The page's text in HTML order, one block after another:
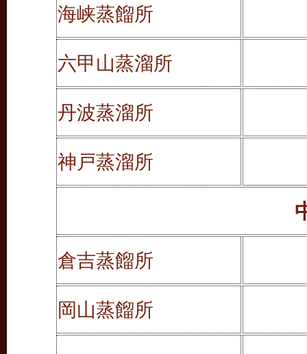
海峡蒸餾所
六甲山蒸溜所
丹波蒸溜所
神戸蒸溜所
倉吉蒸餾所
岡山蒸餾所